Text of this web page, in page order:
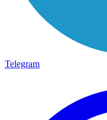
Telegram